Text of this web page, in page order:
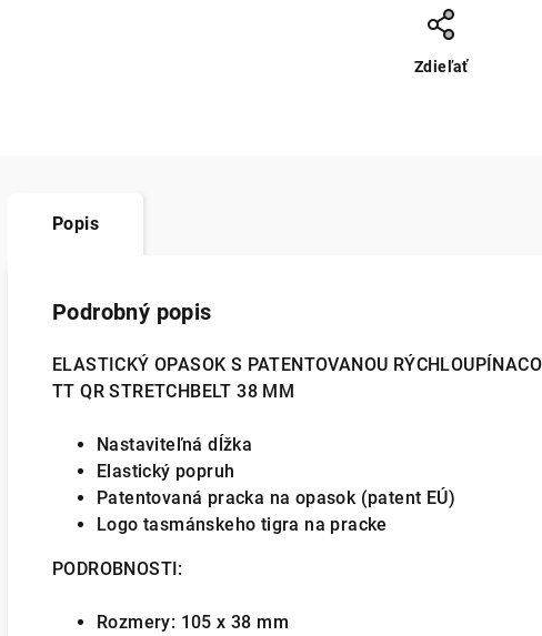
Zdieľať
Popis
Podrobný popis
ELASTICKÝ OPASOK S PATENTOVANOU
TT QR STRETCHBELT 38 MM
Nastaviteľná dĺžka
Elastický popruh
Patentovaná pracka na opasok (patent EÚ)
Logo tasmánskeho tigra na pracke
PODROBNOSTI:
Rozmery: 105 x 38 mm